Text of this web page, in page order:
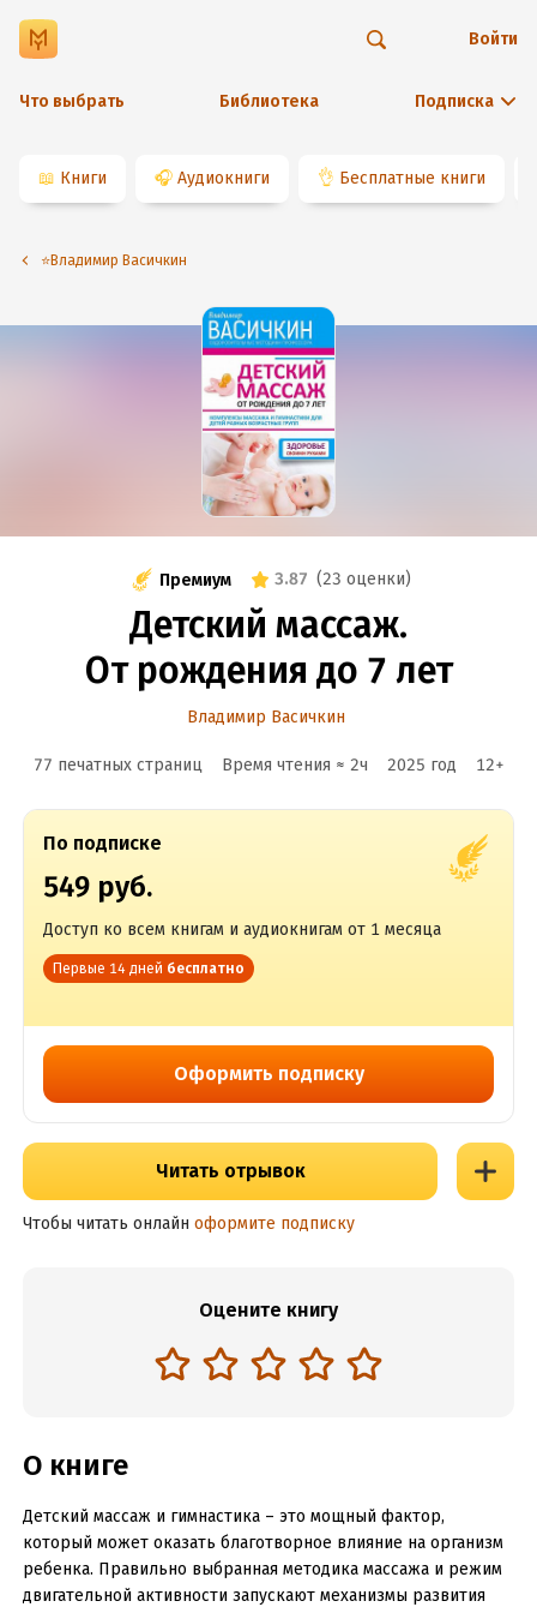
Что выбрать Библиотека Подписка
Войти
📖 Книги 🎧 Аудиокниги 👌 Бесплатные книги
⭐️Владимир Васичкин
Премиум 3.87 (23 оценки)
Детский массаж.
От рождения до 7 лет
Владимир Васичкин
77 печатных страниц Время чтения ≈ 2ч 2025 год 12+
По подписке
549 руб.
Доступ ко всем книгам и аудиокнигам от 1 месяца
Первые 14 дней бесплатно
Оформить подписку
Читать отрывок
Чтобы читать онлайн оформите подписку
Оцените книгу
О книге
Детский массаж и гимнастика – это мощный фактор,
который может оказать благотворное влияние на организм
ребенка. Правильно выбранная методика массажа и режим
двигательной активности запускают механизмы развития